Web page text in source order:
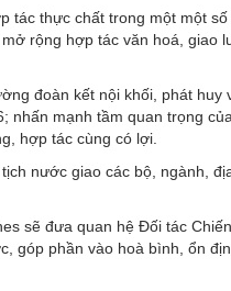
tác thực chất trong một một
rộng hợp tác văn hoá, giao
đoàn kết nội khối, phát huy
nhấn mạnh tầm quan trọng
hợp tác cùng có lợi.
nước giao các bộ, ngành,
sẽ đưa quan hệ Đối tác
góp phần vào hoà bình, ổn